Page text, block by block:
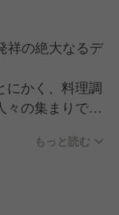
祥の絶大なるデ
にかく、料理調
々の集まりで
ど様々な目標に
もっと読む